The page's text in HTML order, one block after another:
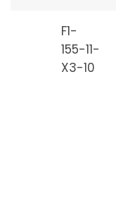
F1-
155-11-
X3-10